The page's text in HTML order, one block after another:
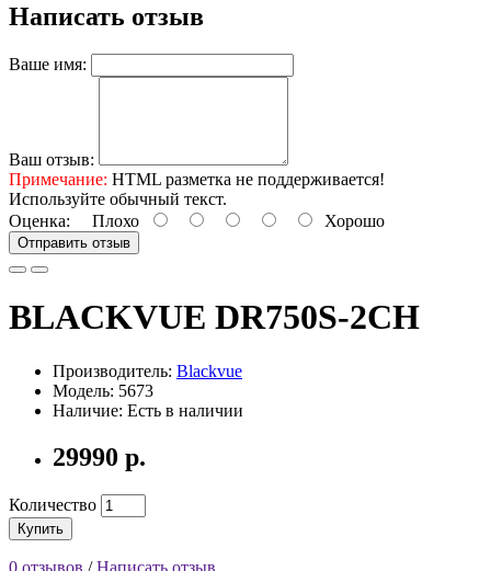
Написать отзыв
Ваше имя:
Ваш отзыв:
Примечание: HTML разметка не поддерживается!
Используйте обычный текст.
Оценка: Плохо Хорошо
Отправить отзыв
BLACKVUE DR750S-2CH
Производитель: Blackvue
Модель: 5673
Наличие: Есть в наличии
29990 р.
Количество
Купить
0 отзывов /Написать отзыв